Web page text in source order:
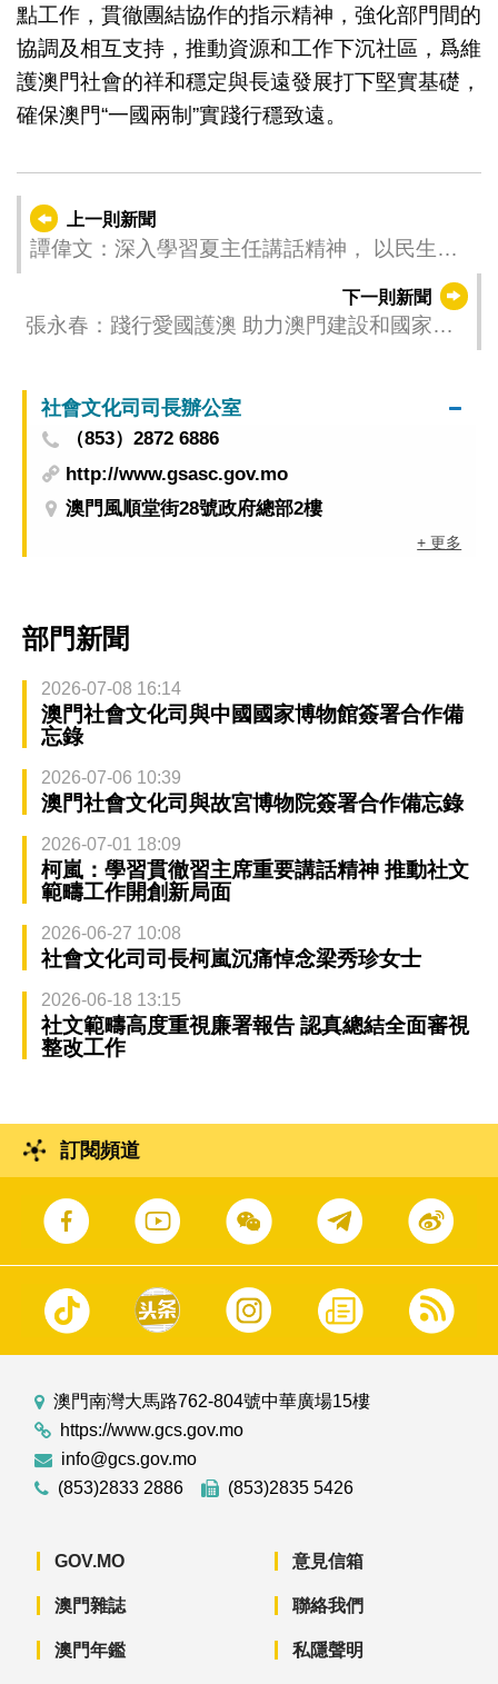
點工作，貫徹團結協作的指示精神，強化部門間的
協調及相互支持，推動資源和工作下沉社區，爲維
護澳門社會的祥和穩定與長遠發展打下堅實基礎，
確保澳門“一國兩制”實踐行穩致遠。
上一則新聞
譚偉文：深入學習夏主任講話精神， 以民生改
下一則新聞
張永春：踐行愛國護澳 助力澳門建設和國家發
社會文化司司長辦公室
（853）2872 6886
http://www.gsasc.gov.mo
澳門風順堂街28號政府總部2樓
+ 更多
部門新聞
2026-07-08 16:14
澳門社會文化司與中國國家博物館簽署合作備
忘錄
2026-07-06 10:39
澳門社會文化司與故宮博物院簽署合作備忘錄
2026-07-01 18:09
柯嵐：學習貫徹習主席重要講話精神 推動社文
範疇工作開創新局面
2026-06-27 10:08
社會文化司司長柯嵐沉痛悼念梁秀珍女士
2026-06-18 13:15
社文範疇高度重視廉署報告 認真總結全面審視
整改工作
訂閱頻道
澳門南灣大馬路762-804號中華廣場15樓
https://www.gcs.gov.mo
info@gcs.gov.mo
(853)2833 2886
(853)2835 5426
GOV.MO
澳門雜誌
澳門年鑑
意見信箱
聯絡我們
私隱聲明